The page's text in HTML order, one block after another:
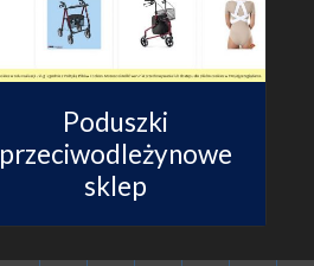
Poduszki
przeciwodleżynowe
sklep